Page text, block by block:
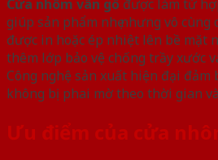
Cửa nhôm vân gỗ được làm từ
giúp sản phẩm nhẹ nhưng vô cùng
được in hoặc ép nhiệt lên bề mặt
thêm lớp bảo vệ chống trầy xước
Công nghệ sản xuất hiện đại đảm
không bị phai mờ theo thời gian
Ưu điểm của cửa